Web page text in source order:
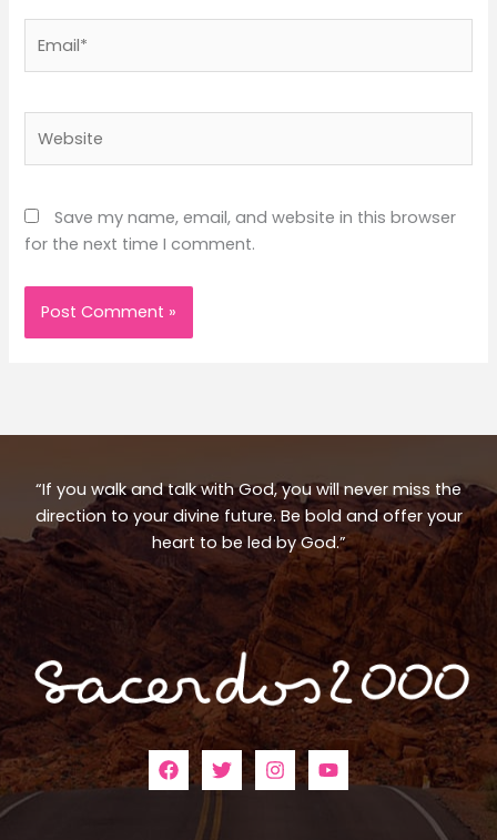
Save my name, email, and website in this browser
for the next time I comment.
“If you walk and talk with God, you will never miss the
direction to your divine future. Be bold and offer your
heart to be led by God.”